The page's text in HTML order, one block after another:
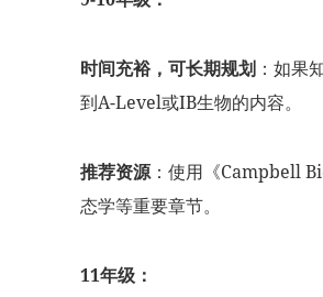
时间充裕，可长期规划 ：如果
到A-Level或IB生物的内容。
推荐资源：使用《Campbell
态学等重要章节。
11年级：